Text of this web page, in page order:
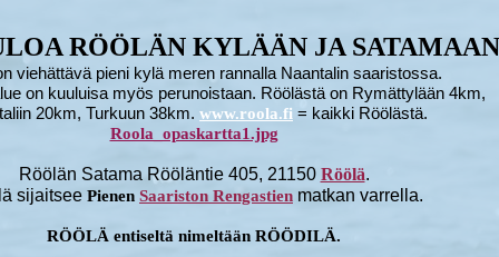
RÖÖLÄN KYLÄÄN JA
viehättävä pieni kylä meren rannalla Naantalin saaristossa.
on kuuluisa myös perunoistaan. Röölästä on Rymättylään 4km,
20km, Turkuun 38km. www.roola.fi = kaikki Röölästä.
Roola_opaskartta1.jpg
Röölän Satama Rööläntie 405, 21150 Röölä.
sijaitsee Pienen Saariston Rengastien matkan varrella.
RÖÖLÄ entiseltä nimeltään RÖÖDILÄ.